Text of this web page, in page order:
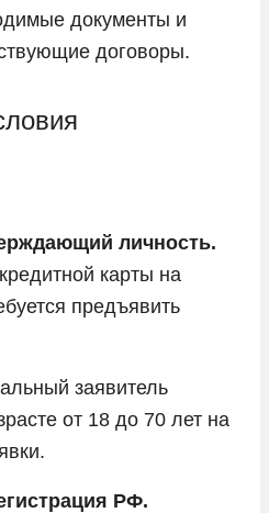
документы и
договоры.
личность.
карты на
предъявить
заявитель
от 18 до 70 лет на
РФ.